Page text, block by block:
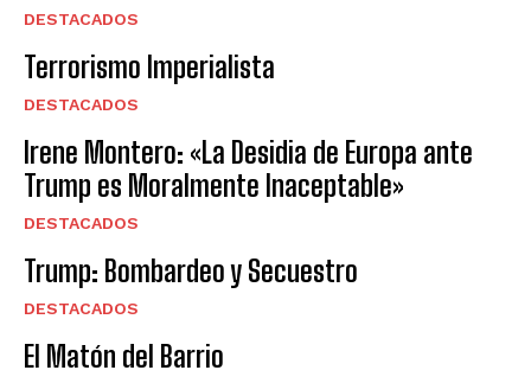
DESTACADOS
Terrorismo Imperialista
DESTACADOS
Irene Montero: «La Desidia de Europa ante
Trump es Moralmente Inaceptable»
DESTACADOS
Trump: Bombardeo y Secuestro
DESTACADOS
El Matón del Barrio